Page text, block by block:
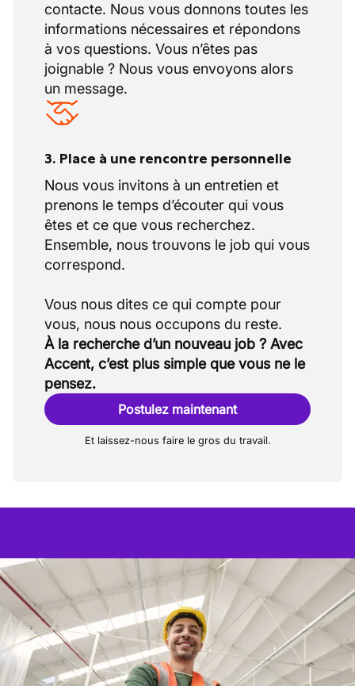
contacte. Nous vous donnons toutes les
informations nécessaires et répondons
à vos questions. Vous n’êtes pas
joignable ? Nous vous envoyons alors
un message.
3. Place à une rencontre personnelle
Nous vous invitons à un entretien et
prenons le temps d’écouter qui vous
êtes et ce que vous recherchez.
Ensemble, nous trouvons le job qui vous
correspond.
Vous nous dites ce qui compte pour
À la recherche d’un nouveau job ? Avec
Accent, c’est plus simple que vous ne le
pensez.
Postulez maintenant
Et laissez-nous faire le gros du travail.